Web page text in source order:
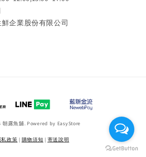
企業股份有限公司
朝露魚舖. Powered by EasyStore
私政策 | 購物須知 | 寄送說明